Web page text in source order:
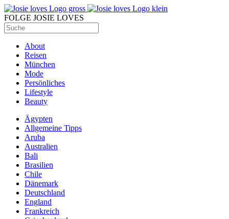
FOLGE JOSIE LOVES
About
Reisen
München
Mode
Persönliches
Lifestyle
Beauty
Ägypten
Allgemeine Tipps
Aruba
Australien
Bali
Brasilien
Chile
Dänemark
Deutschland
England
Frankreich